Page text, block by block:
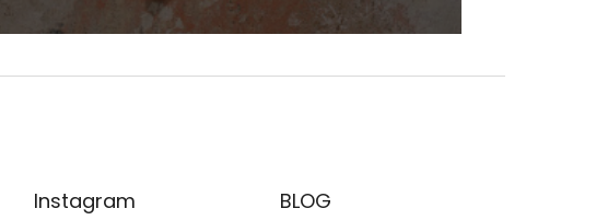
Instagram BLOG